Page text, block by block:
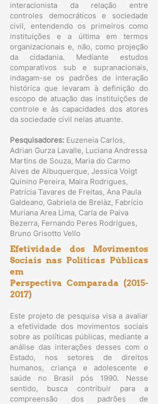
interacionista da relação entre
controles democráticos e sociedade
civil, entendendo os primeiros como
instituições e a última em termos
organizacionais e, não, como projeção
da cidadania. Mediante estudos
comparativos sub e supranacionais,
indagam-se os padrões de interação
histórica que levaram à definição do
escopo de atuação das instituições de
controle e às capacidades dos atores
da sociedade civil nelas atuante.
Pesquisadores: Euzeneia Carlos,
Adrian Gurza Lavalle, Luciana Andressa
Martins de Souza, Maria do Carmo
Alves de Albuquerque, Jessica Voigt
Quinino Pereira, Maira Rodrigues,
Patrícia Tavares de Freitas, Ana Paula
Galdeano, Gabriela de Brelàz, Fabrício
Muriana Area Lima, Carla de Paiva
Bezerra, Fernando Peres Rodrigues,
Bruno Grisotto Vello
Efetividade dos Movimentos
Sociais nas Políticas Públicas
em
Perspectiva Comparada (2015-
2017)
Este projeto de pesquisa visa a avaliar
a efetividade dos movimentos sociais
sobre as políticas públicas, mediante a
análise das interações desses com o
Estado, nos setores de direitos
humanos, criança e adolescente e
saúde no Brasil pós 1990. Nesse
sentido, busca contribuir para a
compreensão dos padrões de